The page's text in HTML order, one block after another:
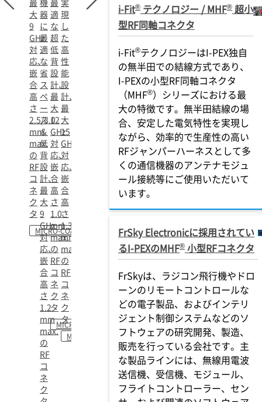
最
大
9
GHz
対
応、
嵌
合
高
さ
2.5/3.0
mm
max.
の
RF
コ
ネ
ク
タ
MICRO-COAXIAL
機
器
に
最
適
な
省
ス
ペ
ー
ス
＆
低
背
設
計、
最
大
9
GHz
対
応、
嵌
合
高
さ
1.2
mm
max.
の
RF
コ
ネ
ク
最
適
な
超
低
背
設
計、
最
大
12
GHz
対
応、
嵌
合
高
さ
1.0
mm
max.
の
RF
コ
ネ
ク
タ
MICRO-COAXIAL
実
現
し
た
高
性
能
設
計、
最
大
15
GHz
対
応、
嵌
合
高
さ
1.3
mm
max.
の
RF
コ
ネ
ク
タ
MICRO-COAXIAL
i-Fit® テクノロジー / MHF® 超小
型RF同軸コネクタ
i-Fit®テクノロジーはI-PEX独自
の無半田での結線方式であり、
I-PEXの小型RF同軸コネクタ
（MHF®）シリーズにおける最
大の特徴です。無半田結線の場
合、安定した電気特性を実現し
ながら、効率的で生産性の高い
RFジャンパーハーネスとして多
くの通信機器のアンテナモジュ
ール接続等にご使用いただいて
います。
FrSky Electronicに採用されてい
るI-PEXのMHF® 小型RFコネクタ
FrSkyは、ラジコン飛行機やドロ
ーンのリモートコントロールな
どの電子製品、およびインテリ
ジェント制御システムなどのソ
フトウェアの研究開発、製造、
販売を行っている会社です。主
な製品ラインには、無線用電波
送信機、受信機、モジュール、
フライトコントローラー、セン